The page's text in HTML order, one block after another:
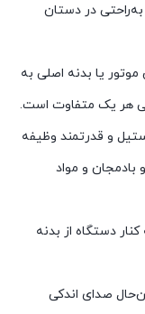
در دستان
یا بدنه اصلی به
هر یک متفاوت است.
و قدرتمند وظیفه
و مواد
دستگاه از بدنه
صدای اندکی